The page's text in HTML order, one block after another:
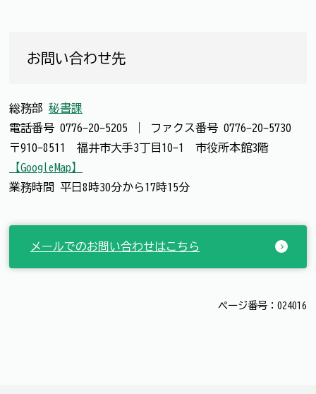
お問い合わせ先
総務部 秘書課
電話番号 0776-20-5205 ファクス番号 0776-20-5730
〒910-8511 福井市大手3丁目10-1 市役所本館3階
【GoogleMap】
業務時間 平日8時30分から17時15分
メールでのお問い合わせはこちら
ページ番号：024016